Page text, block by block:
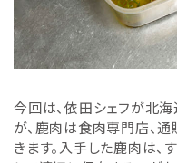
今回は、依田シェフが北
が、鹿肉は食肉専門店、
きます。入手した鹿肉は